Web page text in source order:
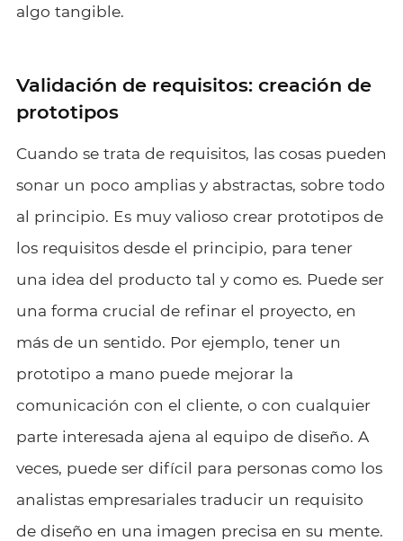
algo tangible.
Validación de requisitos: creación de
prototipos
Cuando se trata de requisitos, las cosas pueden
sonar un poco amplias y abstractas, sobre todo
al principio. Es muy valioso crear prototipos de
los requisitos desde el principio, para tener
una idea del producto tal y como es. Puede ser
una forma crucial de refinar el proyecto, en
más de un sentido. Por ejemplo, tener un
prototipo a mano puede mejorar la
comunicación con el cliente, o con cualquier
parte interesada ajena al equipo de diseño. A
veces, puede ser difícil para personas como los
analistas empresariales traducir un requisito
de diseño en una imagen precisa en su mente.